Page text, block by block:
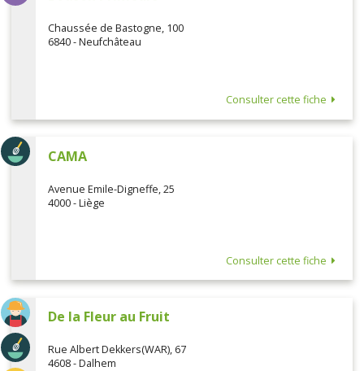
Chaussée de Bastogne, 100
6840 - Neufchâteau
Consulter cette fiche
CAMA
Avenue Emile-Digneffe, 25
4000 - Liège
Consulter cette fiche
De la Fleur au Fruit
Rue Albert Dekkers(WAR), 67
4608 - Dalhem